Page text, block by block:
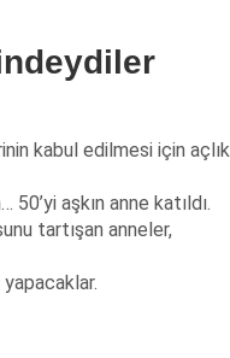
kabul edilmesi için açlık
50’yi aşkın anne katıldı.
tartışan anneler,